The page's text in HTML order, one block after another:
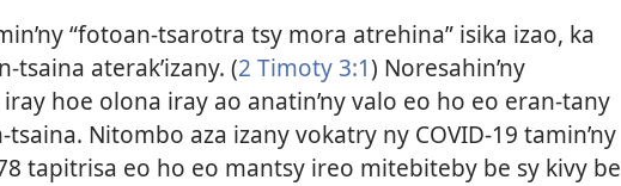
“fotoan-tsarotra tsy mora atrehina” isika izao, ka
tsaina aterak’izany. (2 Timoty 3:1) Noresahin’ny
hoe olona iray ao anatin’ny valo eo ho eo eran-tany
Nitombo aza izany vokatry ny COVID-19 tamin’ny
tapitrisa eo ho eo mantsy ireo mitebiteby be sy kivy be